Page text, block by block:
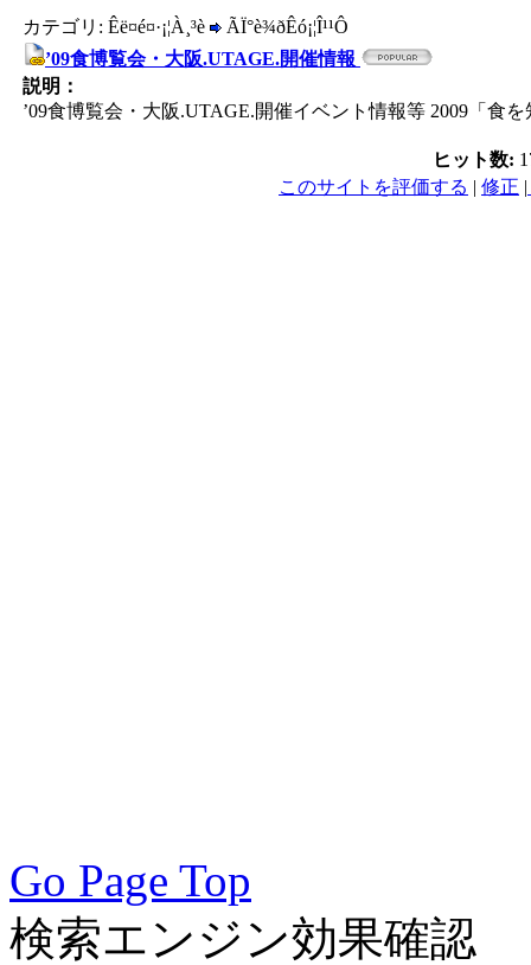
カテゴリ: Êë¤é¤·¡¦À¸³è
ÃÏ°è¾ðÊó¡¦Î¹¹Ô
’09食博覧会・大阪.UTAGE.開催情報
説明：
’09食博覧会・大阪.UTAGE.開催イベント情報等 2009「食
ヒット数:
このサイトを評価する | 修正 |
Go Page Top
検索エンジン効果確認